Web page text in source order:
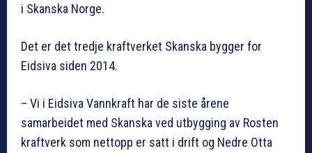
i Skanska Norge.
Det er det tredje kraftverket Skanska bygger for
Eidsiva siden 2014.
– Vi i Eidsiva Vannkraft har de siste årene
samarbeidet med Skanska ved utbygging av Rosten
kraftverk som nettopp er satt i drift og Nedre Otta